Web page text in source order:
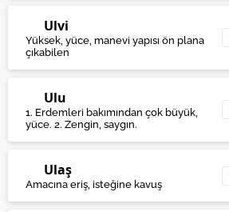
Ulvi
Yüksek, yüce, manevi yapısı ön plana
çıkabilen
Ulu
1. Erdemleri bakımından çok büyük,
yüce. 2. Zengin, saygın.
Ulaş
Amacına eriş, isteğine kavuş